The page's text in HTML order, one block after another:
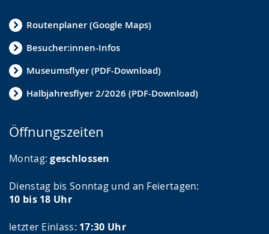
Routenplaner (Google Maps)
Besucher:innen-Infos
Museumsflyer (PDF-Download)
Halbjahresflyer 2/2026 (PDF-Download)
Öffnungszeiten
Montag:geschlossen
Dienstag bis Sonntag und an Feiertagen:
10 bis 18 Uhr
letzter Einlass: 17:30 Uhr